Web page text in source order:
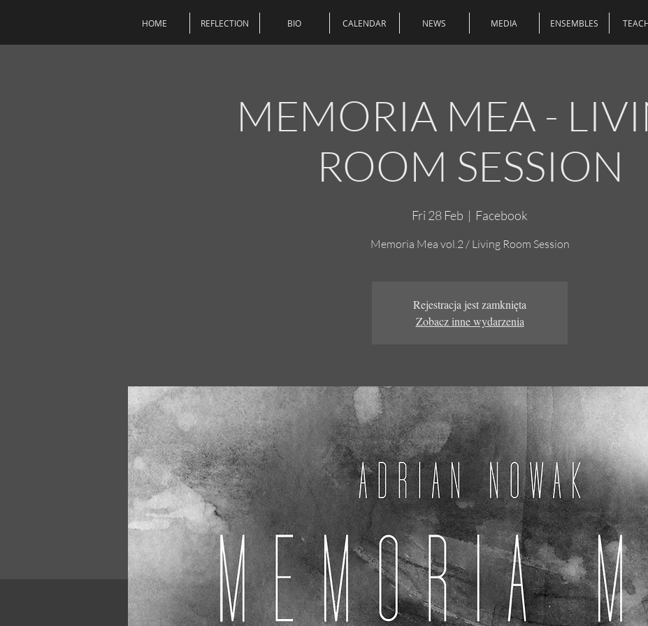
MEMORIA MEA -
ROOM SESSION
Fri 28 Feb
  |
Facebook
Memoria Mea vol.2 / Living Room Session
Rejestracja jest zamknięta
Zobacz inne wydarzenia
HOME REFLECTION BIO CALENDAR NEWS MEDIA ENSEMBLES